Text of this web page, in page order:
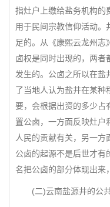
指灶户上缴给盐务机构的
用于民间宗教信仰活动。
足的。从《康熙云龙州志
卤权是同时出现的，两者
发生的。公卤之所以在盐
了当地人认为盐井在某种
要，会根据出资的多少占
置公卤，一方面反映灶户
人民的贡献有关，另一方
公卤的起源不是后世才有
名把公卤的部分体现出来
(二)云南盐源井的公